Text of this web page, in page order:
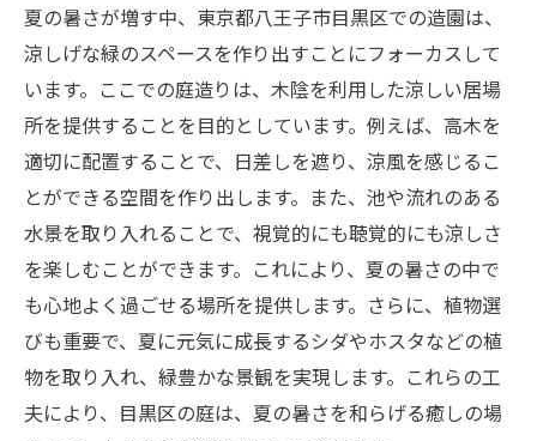
夏の暑さが増す中、東京都八王子市目黒区での造園は、
涼しげな緑のスペースを作り出すことにフォーカスして
います。ここでの庭造りは、木陰を利用した涼しい居場
所を提供することを目的としています。例えば、高木を
適切に配置することで、日差しを遮り、涼風を感じるこ
とができる空間を作り出します。また、池や流れのある
水景を取り入れることで、視覚的にも聴覚的にも涼しさ
を楽しむことができます。これにより、夏の暑さの中で
も心地よく過ごせる場所を提供します。さらに、植物選
びも重要で、夏に元気に成長するシダやホスタなどの植
物を取り入れ、緑豊かな景観を実現します。これらの工
夫により、目黒区の庭は、夏の暑さを和らげる癒しの場